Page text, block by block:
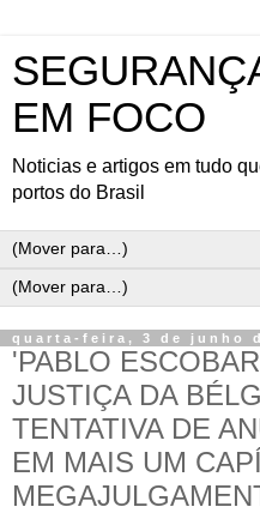
EM FOCO
Noticias e artigos em tudo
portos do Brasil
quarta-feira, 3 de junho
'PABLO
JUSTIÇA DA
TENTATIVA DE
EM MAIS UM